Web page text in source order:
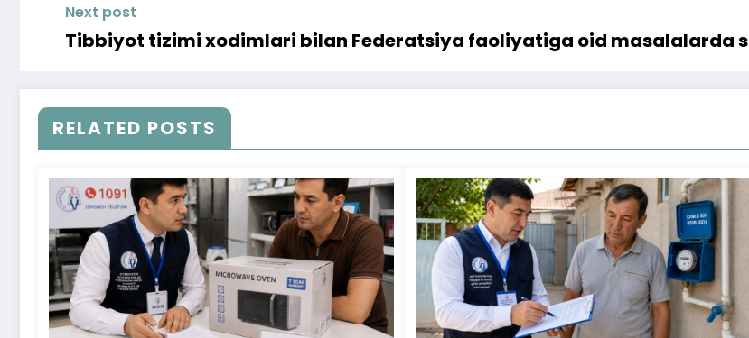
Next post
Tibbiyot tizimi xodimlari bilan Federatsiya faoliyatiga oid masalalarda
RELATED POSTS